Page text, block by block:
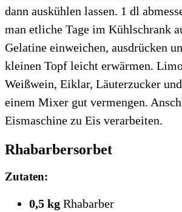
dann auskühlen lassen. 1 dl
man etliche Tage im Kühlschrank
Gelatine einweichen, ausdrücken
kleinen Topf leicht erwärmen.
Weißwein, Eiklar, Läuterzucker
einem Mixer gut vermengen.
Eismaschine zu Eis verarbeiten.
Rhabarbersorbet
Zutaten:
0,5 kg Rhabarber